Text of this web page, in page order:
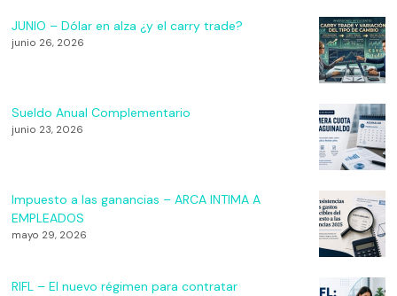
JUNIO – Dólar en alza ¿y el carry trade?
junio 26, 2026
Sueldo Anual Complementario
junio 23, 2026
Impuesto a las ganancias – ARCA INTIMA A
EMPLEADOS
mayo 29, 2026
RIFL – El nuevo régimen para contratar